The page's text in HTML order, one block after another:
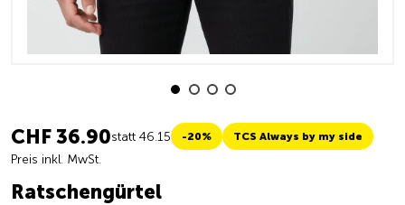
CHF 36.90statt 46.15 -20% TCS Always by my side
Preis inkl. MwSt.
Ratschengürtel